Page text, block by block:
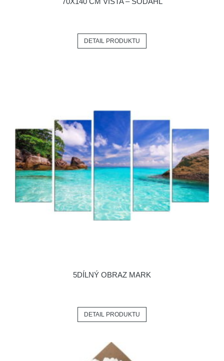
DETAIL PRODUKTU
5DÍLNÝ OBRAZ MARK
DETAIL PRODUKTU